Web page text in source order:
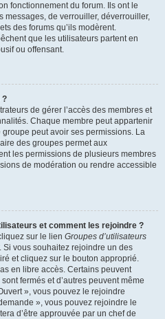
fonctionnement du forum. Ils ont le
messages, de verrouiller, déverrouiller,
des forums qu’ils modèrent.
que les utilisateurs partent en
ou offensant.
?
de gérer l’accès des membres et
Chaque membre peut appartenir
peut avoir ses permissions. La
des groupes permet aux
les permissions de plusieurs membres
de modération ou rendre accessible
et comment les rejoindre ?
sur le lien Groupes d’utilisateurs
Si vous souhaitez rejoindre un des
et cliquez sur le bouton approprié.
en libre accès. Certains peuvent
fermés et d’autres peuvent même
», vous pouvez le rejoindre
», vous pouvez rejoindre le
d’être approuvée par un chef de